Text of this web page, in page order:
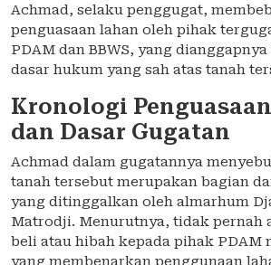
Achmad, selaku penggugat,
penguasaan lahan oleh pihak
PDAM dan BBWS, yang
dasar hukum yang sah atas tanah
Kronologi
dan Dasar Gugatan
Achmad dalam gugatannya
tanah tersebut merupakan bagian
yang ditinggalkan oleh almarhum
Matrodji. Menurutnya, tidak pernah
beli atau hibah kepada pihak PDAM
yang membenarkan penggunaan